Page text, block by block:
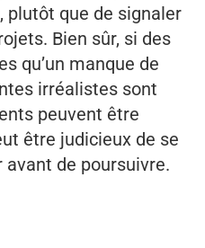
plutôt que de signaler
Bien sûr, si des
qu’un manque de
irréalistes sont
peuvent être
être judicieux de se
avant de poursuivre.